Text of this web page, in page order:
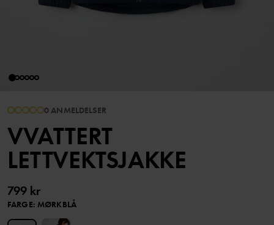
0 ANMELDELSER
VVATTERT
LETTVEKTSJAKKE
799 kr
FARGE: MØRKBLÅ